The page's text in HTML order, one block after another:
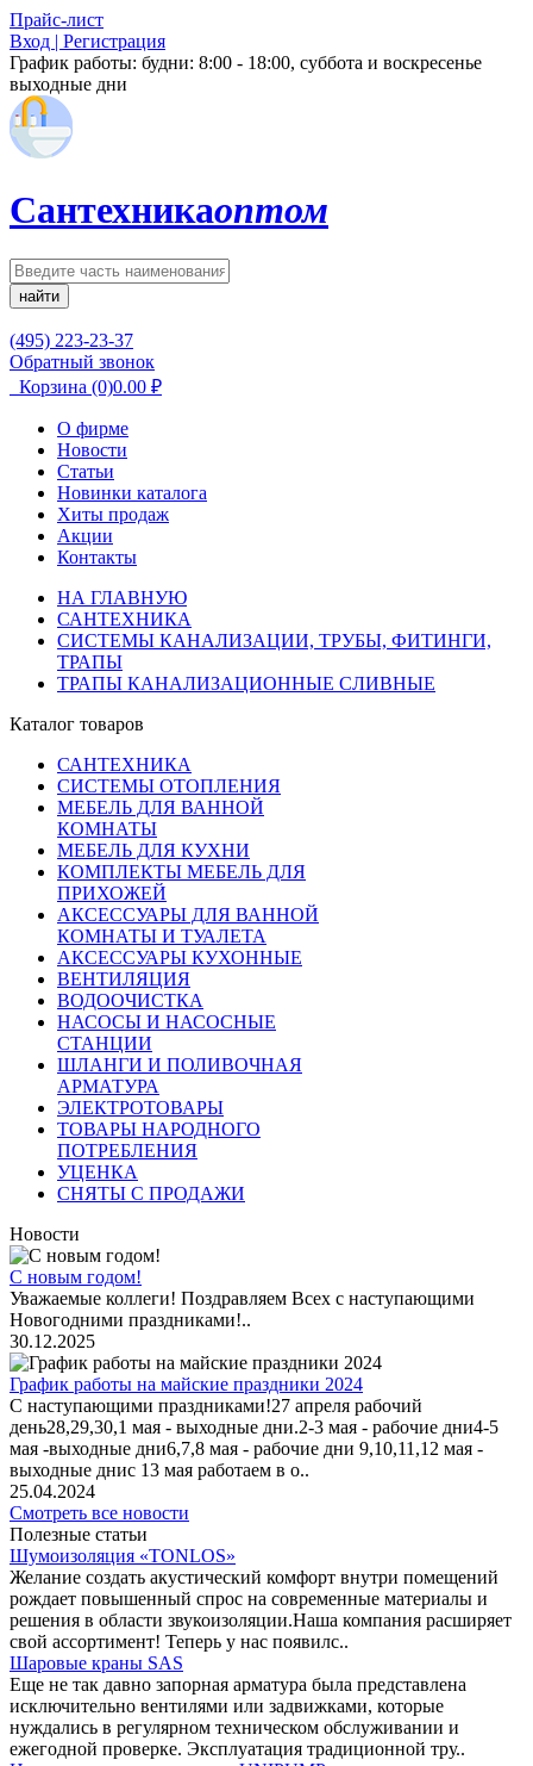
Прайс-лист
Вход | Регистрация
График работы: будни: 8:00 - 18:00, суббота и воскресенье
выходные дни
Сантехникаоптом
найти
(495) 223-23-37
Обратный звонок
Корзина (0)0.00 ₽
О фирме
Новости
Статьи
Новинки каталога
Хиты продаж
Акции
Контакты
НА ГЛАВНУЮ
САНТЕХНИКА
СИСТЕМЫ КАНАЛИЗАЦИИ, ТРУБЫ, ФИТИНГИ,
ТРАПЫ
ТРАПЫ КАНАЛИЗАЦИОННЫЕ СЛИВНЫЕ
Каталог товаров
САНТЕХНИКА
СИСТЕМЫ ОТОПЛЕНИЯ
МЕБЕЛЬ ДЛЯ ВАННОЙ
КОМНАТЫ
МЕБЕЛЬ ДЛЯ КУХНИ
КОМПЛЕКТЫ МЕБЕЛЬ ДЛЯ
ПРИХОЖЕЙ
АКСЕССУАРЫ ДЛЯ ВАННОЙ
КОМНАТЫ И ТУАЛЕТА
АКСЕССУАРЫ КУХОННЫЕ
ВЕНТИЛЯЦИЯ
ВОДООЧИСТКА
НАСОСЫ И НАСОСНЫЕ
СТАНЦИИ
ШЛАНГИ И ПОЛИВОЧНАЯ
АРМАТУРА
ЭЛЕКТРОТОВАРЫ
ТОВАРЫ НАРОДНОГО
ПОТРЕБЛЕНИЯ
УЦЕНКА
СНЯТЫ С ПРОДАЖИ
Новости
С новым годом!
Уважаемые коллеги! Поздравляем Всех с наступающими
Новогодними праздниками!..
30.12.2025
График работы на майские праздники 2024
С наступающими праздниками!27 апреля рабочий
день28,29,30,1 мая - выходные дни.2-3 мая - рабочие дни4-5
мая -выходные дни6,7,8 мая - рабочие дни 9,10,11,12 мая -
выходные днис 13 мая работаем в о..
25.04.2024
Смотреть все новости
Полезные статьи
Шумоизоляция «TONLOS»
Желание создать акустический комфорт внутри помещений
рождает повышенный спрос на современные материалы и
решения в области звукоизоляции.Наша компания расширяет
свой ассортимент! Теперь у нас появилс..
Шаровые краны SAS
Еще не так давно запорная арматура была представлена
исключительно вентилями или задвижками, которые
нуждались в регулярном техническом обслуживании и
ежегодной проверке. Эксплуатация традиционной тру..